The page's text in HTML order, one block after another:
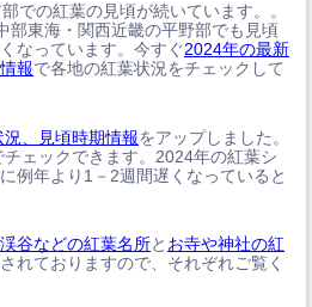
での紅葉の見頃が続いています。。
部東海・関西近畿の平野部でも見頃
なっています。今すぐ2024年の最新
報で各地の紅葉状況をチェックして
、見頃時期情報をアップしました。
チェックできます。2024年の紅葉シ
例年より1－2週間遅くなっていると
谷などの紅葉名所と お寺や神社の紅
れておりますので、それぞれご覧く